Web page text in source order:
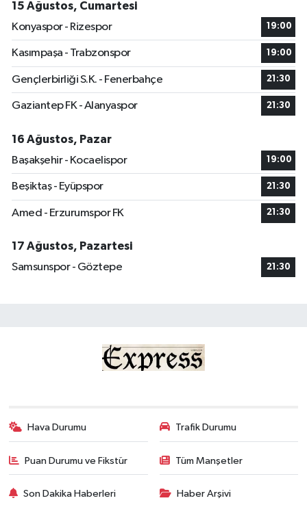
15 Ağustos, Cumartesi
Konyaspor - Rizespor
19:00
Kasımpaşa - Trabzonspor 19:00
Gençlerbirliği S.K. - Fenerbahçe 21:30
Gaziantep FK - Alanyaspor 21:30
16 Ağustos, Pazar
Başakşehir - Kocaelispor
19:00
Beşiktaş - Eyüpspor 21:30
Amed - Erzurumspor FK 21:30
17 Ağustos, Pazartesi
Samsunspor - Göztepe
21:30
Hava Durumu Trafik Durumu
Puan Durumu ve Fikstür Tüm Manşetler
Son Dakika Haberleri Haber Arşivi